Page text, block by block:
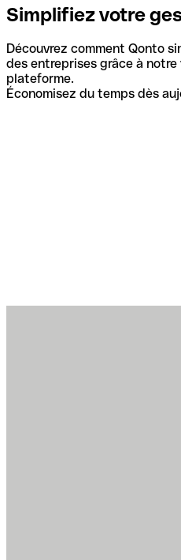
Simplifiez votre
Découvrez comment Qonto
des entreprises grâce à
plateforme.
Économisez du temps dès